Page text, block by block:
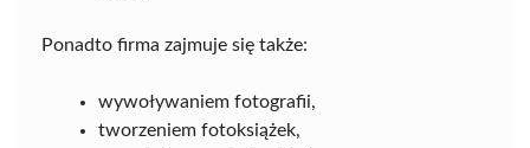
Ponadto firma zajmuje się także:
wywoływaniem fotografii,
tworzeniem fotoksiążek,